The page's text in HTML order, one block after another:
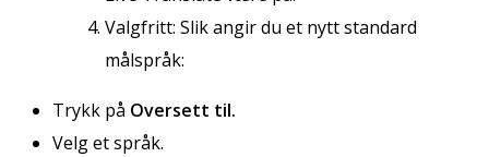
Valgfritt: Slik angir du et nytt standard
målspråk:
Trykk på Oversett til.
Velg et språk.